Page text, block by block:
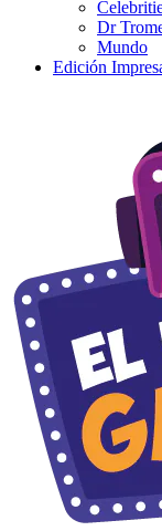
Dr
Mundo
Edición